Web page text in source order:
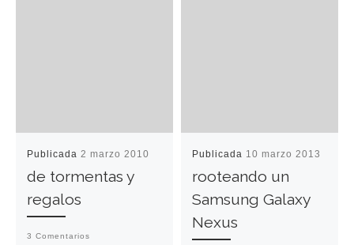
Publicada2 marzo 2010
de tormentas y
regalos
3 Comentarios
Publicada 10 marzo 2013
rooteando un
Samsung Galaxy
Nexus